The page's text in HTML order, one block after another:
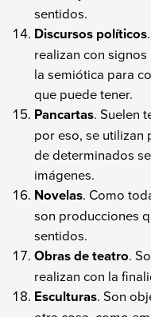
sentidos.
Discursos políticos
realizan con
la semiótica para
que puede tener.
Pancartas. Suelen
por eso, se utilizan
de determinados
imágenes.
Novelas. Como
son producciones
sentidos.
Obras de teatro.
realizan con la
Esculturas. Son